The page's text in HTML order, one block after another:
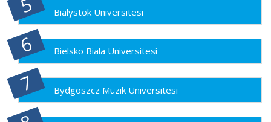
Bialystok Üniversitesi
Bielsko Biala Üniversitesi
Bydgoszcz Müzik Üniversitesi